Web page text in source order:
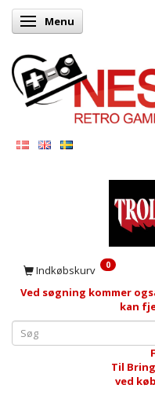
Skifte navigation
Menu
Indkøbskurv 0
Ved søgning kommer
kan
Til
ved